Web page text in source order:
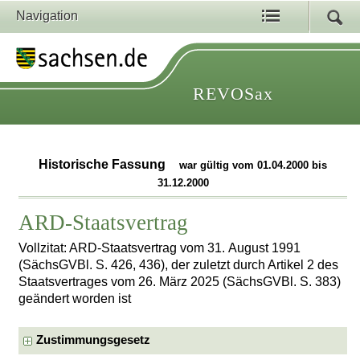
Navigation
REVOSax
Historische Fassung
war gültig vom 01.04.2000 bis
31.12.2000
ARD-Staatsvertrag
Vollzitat: ARD-Staatsvertrag vom 31. August 1991
(SächsGVBl. S. 426, 436), der zuletzt durch Artikel 2 des
Staatsvertrages vom 26. März 2025 (SächsGVBl. S. 383)
geändert worden ist
Zustimmungsgesetz